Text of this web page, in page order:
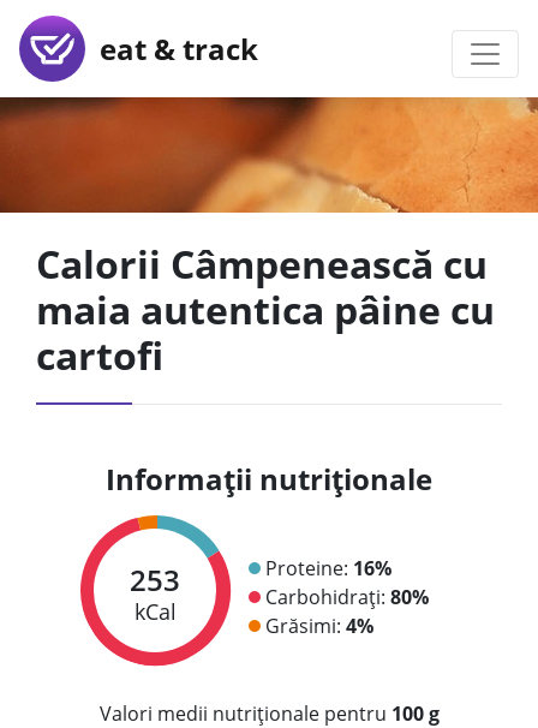
eat & track
Calorii Câmpenească cu
maia autentica pâine cu
cartofi
Informații nutriționale
253
kCal
Proteine: 16%
Carbohidrați: 80%
Grăsimi: 4%
Valori medii nutriționale pentru 100 g